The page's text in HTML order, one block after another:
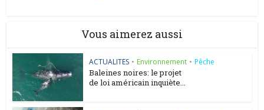
Vous aimerez aussi
ACTUALITES • Environnement • Pêche
Baleines noires: le projet
de loi américain inquiète...